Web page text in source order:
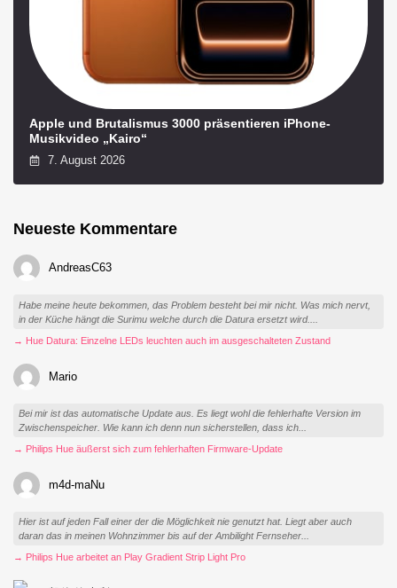
Apple und Brutalismus 3000 präsentieren iPhone-
Musikvideo „Kairo“
7. August 2026
Neueste Kommentare
AndreasC63
Habe meine heute bekommen, das Problem besteht bei mir nicht. Was mich nervt,
in der Küche hängt die Surimu welche durch die Datura ersetzt wird....
→ Hue Datura: Einzelne LEDs leuchten auch im ausgeschalteten Zustand
Mario
Bei mir ist das automatische Update aus. Es liegt wohl die fehlerhafte Version im
Zwischenspeicher. Wie kann ich denn nun sicherstellen, dass ich...
→ Philips Hue äußerst sich zum fehlerhaften Firmware-Update
m4d-maNu
Hier ist auf jeden Fall einer der die Möglichkeit nie genutzt hat. Liegt aber auch
daran das in meinen Wohnzimmer bis auf der Ambilight Fernseher...
→ Philips Hue arbeitet an Play Gradient Strip Light Pro